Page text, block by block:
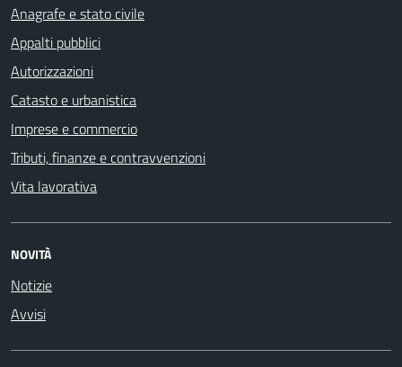
Anagrafe e stato civile
Appalti pubblici
Autorizzazioni
Catasto e urbanistica
Imprese e commercio
Tributi, finanze e contravvenzioni
Vita lavorativa
NOVITÀ
Notizie
Avvisi